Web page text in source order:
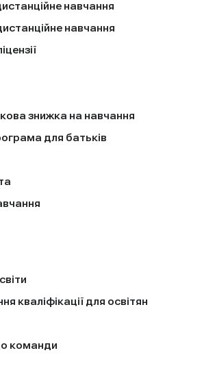
навчання
навчання
знижка на навчання
для батьків
кваліфікації для освітян
команди